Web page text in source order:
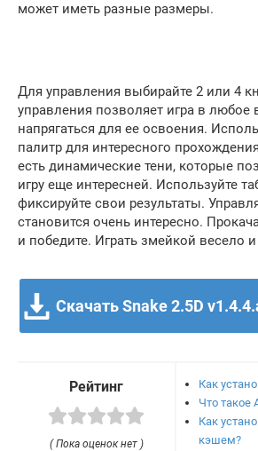
может иметь разные размеры.
Для управления выбирайте 2 или 4
управления позволяет игра в любое
напрягаться для ее освоения.
палитр для интересного
есть динамические тени, которые
игру еще интересней. Используйте
фиксируйте свои результаты.
становится очень интересно.
и победите. Играть змейкой весело
Скачать Snake 2.5D
Рейтинг
( Пока оценок нет )
Как
Что такое
Как
кэшем?